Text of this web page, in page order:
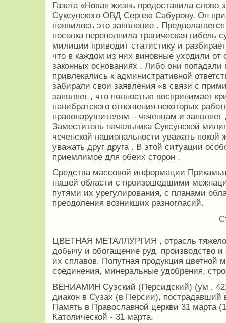
Газета «Новая жизнь предоставила слово
Суксунского ОВД Сергею Сабурову. Он
появилось это заявление .
поселка переполнила трагическая гибель
милиции приводит статистику и
что в каждом из них виновные уходили от
законных основаниях . Либо они
привлекались к административной
забирали свои заявления «в связи с
заявляет , что полностью воспринимает
панибратского отношения некоторых
правонарушителям – чеченцам и заявляет
Заместитель начальника Суксунской
чеченской национальности уважать
уважать друг друга . В этой ситуации
приемлимое для обеих сторон .
Средства массовой информации
нашей области с произошедшими
путями их урегулирования, с планами
преодоления возникших разногласий.
ЦВЕТНАЯ МЕТАЛЛУРГИЯ , отрасль
добычу и обогащение руд, производство
их сплавов. Попутная продукция цветной
соединения, минеральные удобрения,
ВЕНИАМИН Сузский (Персидский) (ум .
диакон в Сузах (в Персии), пострадавший
Память в Православной церкви 31 марта
Католической - 31 марта.